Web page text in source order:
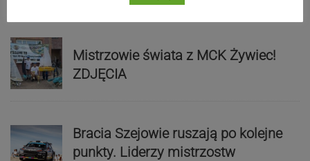
Mistrzowie świata z MCK Żywiec!
ZDJĘCIA
Bracia Szejowie ruszają po kolejne
punkty. Liderzy mistrzostw